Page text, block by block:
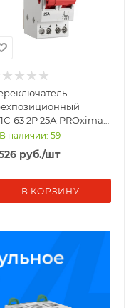
63 2P 25А PROxima
TPS225
В наличии: 59
руб./шт
В КОРЗИНУ